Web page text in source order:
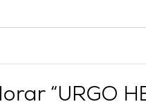
“URGO